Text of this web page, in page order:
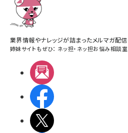
業界情報やナレッジが詰まったメルマガ配信
姉妹サイトもぜひ： ネッ担・ ネッ担お悩み相談室